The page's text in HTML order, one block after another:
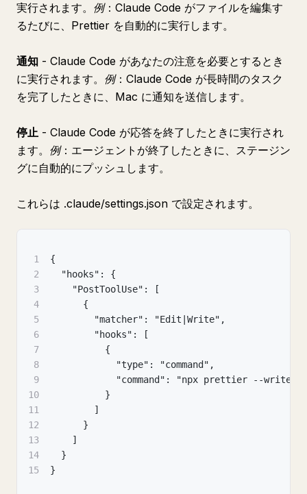
実行されます。 例：Claude Code がファイルを編集す
るたびに、Prettier を自動的に実行します。
通知 - Claude Code があなたの注意を必要とするとき
に実行されます。 例：Claude Code が長時間のタスク
を完了したときに、Mac に通知を送信します。
停止 - Claude Code が応答を終了したときに実行され
ます。 例：エージェントが終了したときに、ステージン
グに自動的にプッシュします。
これらは .claude/settings.json で設定されます。
1
{
2
  "hooks": {
3
    "PostToolUse": [
4
      {
5
        "matcher": "Edit|Write",
6
        "hooks": [
7
          {
8
            "type": "command",
9
"command": "npx prettier --write
10
          }
11
        ]
12
      }
13
    ]
14
  }
15
}